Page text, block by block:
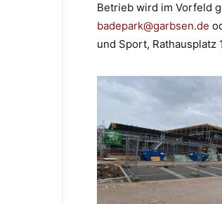
Betrieb wird im Vorfeld
badepark@garbsen.de
und Sport, Rathausplatz